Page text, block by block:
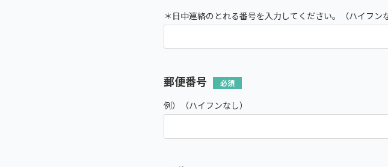
＊日中連絡のとれる番号を入力してください。（ハイフンな
郵便番号
例）（ハイフンなし）